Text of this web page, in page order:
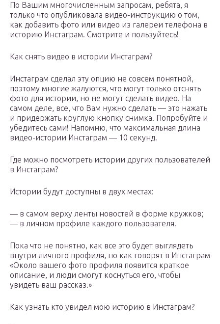
По Вашим многочисленным запросам, ребята, я
только что опубликовала видео-инструкцию о том,
как добавить фото или видео из галереи телефона в
историю Инстаграм. Смотрите и пользуйтесь!
Как снять видео в истории Инстаграм?
Инстаграм сделал эту опцию не совсем понятной,
поэтому многие жалуются, что могут только отснять
фото для истории, но не могут сделать видео. На
самом деле, все, что Вам нужно сделать — это нажать
и придержать круглую кнопку снимка. Попробуйте и
убедитесь сами! Напомню, что максимальная длина
видео-истории Инстаграм — 10 секунд.
Где можно посмотреть истории других пользователей
в Инстаграм?
Истории будут доступны в двух местах:
— в самом верху ленты новостей в форме кружков;
— в личном профиле каждого пользователя.
Пока что не понятно, как все это будет выглядеть
внутри личного профиля, но как говорят в Инстаграм
«Около вашего фото профиля появится краткое
описание, и люди смогут коснуться его, чтобы
увидеть ваш рассказ.»
Как узнать кто увидел мою историю в Инстаграм?